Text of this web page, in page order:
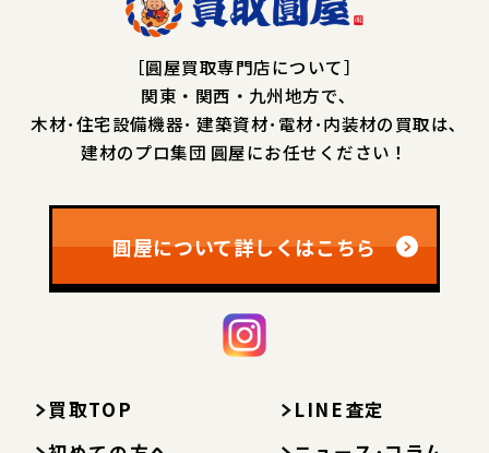
［圓屋買取専門店について］
関東・関西・九州地方で､
木材･住宅設備機器･ 建築資材･電材･内装材の買取は､
建材のプロ集団 圓屋にお任せください！
圓屋について詳しくはこちら
買取TOP
LINE査定